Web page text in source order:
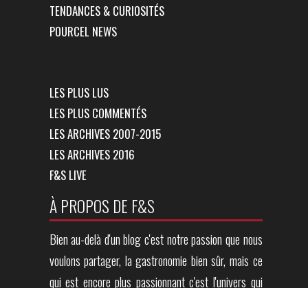
TENDANCES & CURIOSITÉS
POURCEL NEWS
LES PLUS LUS
LES PLUS COMMENTÉS
LES ARCHIVES 2007-2015
LES ARCHIVES 2016
F&S LIVE
À PROPOS DE F&S
Bien au-delà d'un blog c'est notre passion que nous
voulons partager, la gastronomie bien sûr, mais ce
qui est encore plus passionnant c'est l'univers qui